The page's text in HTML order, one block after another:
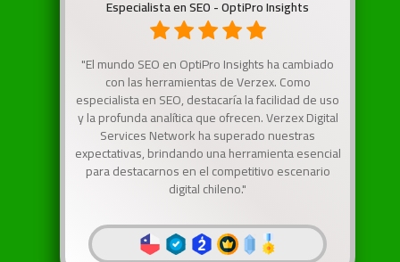
Especialista en SEO - OptiPro Insights
"El mundo SEO en OptiPro Insights ha cambiado
con las herramientas de Verzex. Como
especialista en SEO, destacaría la facilidad de uso
y la profunda analítica que ofrecen. Verzex Digital
Services Network ha superado nuestras
expectativas, brindando una herramienta esencial
para destacarnos en el competitivo escenario
digital chileno."